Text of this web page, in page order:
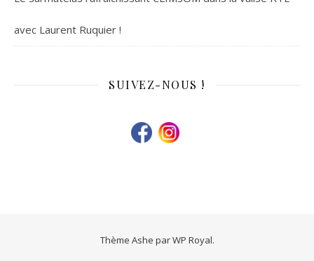
avec Laurent Ruquier !
SUIVEZ-NOUS !
Thème Ashe parWP Royal.